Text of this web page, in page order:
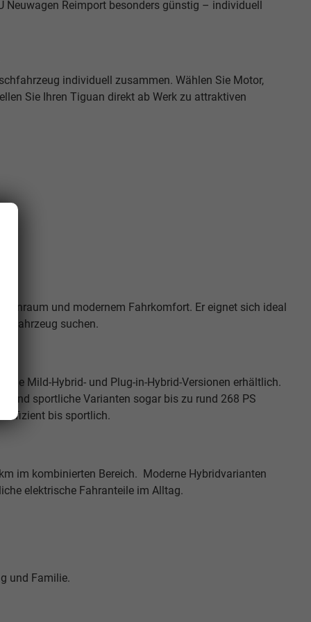
Neuwagen Reimport besonders günstig – individuell
individuell zusammen. Wählen Sie Motor,
Sie Ihren Tiguan direkt ab Werk zu attraktiven
und modernem Fahrkomfort. Er eignet sich ideal
Fahrzeug suchen.
Mild-Hybrid- und Plug-in-Hybrid-Versionen erhältlich.
sportliche Varianten sogar bis zu rund 268 PS
effizient bis sportlich.
im kombinierten Bereich. Moderne Hybridvarianten
elektrische Fahranteile im Alltag.
und Familie.